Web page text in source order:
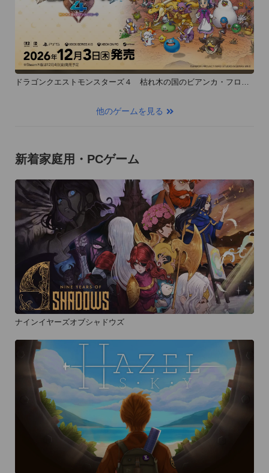
ドラゴンクエストモンスターズ４ 枯れ木の国のビアンカ・フロー
他のゲームを見る
新着家庭用・PCゲーム
ナインイヤーズオブシャドウズ